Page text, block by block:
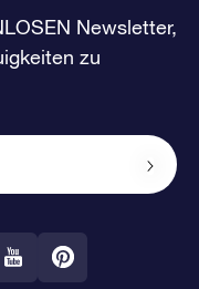
Newsletter,
zu